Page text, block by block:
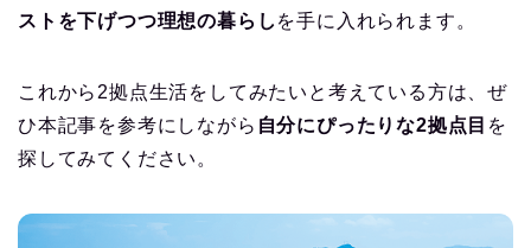
ストを下げつつ理想の暮らし を手に入れられます。
これから2拠点生活をしてみたいと考えている方は、ぜ
ひ本記事を参考にしながら 自分にぴったりな2拠点目 を
探してみてください。